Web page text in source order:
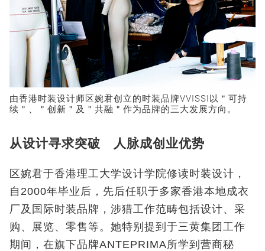
由香港时装设计师区婉君创立的时装品牌VVISSI以＂可持
续＂、＂创新＂及＂共融＂作为品牌的三大发展方向。
从设计寻求突破 人脉成创业优势
区婉君于香港理工大学设计学院修读时装设计，
自2000年毕业后，先后任职于多家香港本地成衣
厂及国际时装品牌，涉猎工作范畴包括设计、采
购、展览、零售等。她特别提到于三黄集团工作
期间，在旗下品牌ANTEPRIMA所学到营商秘